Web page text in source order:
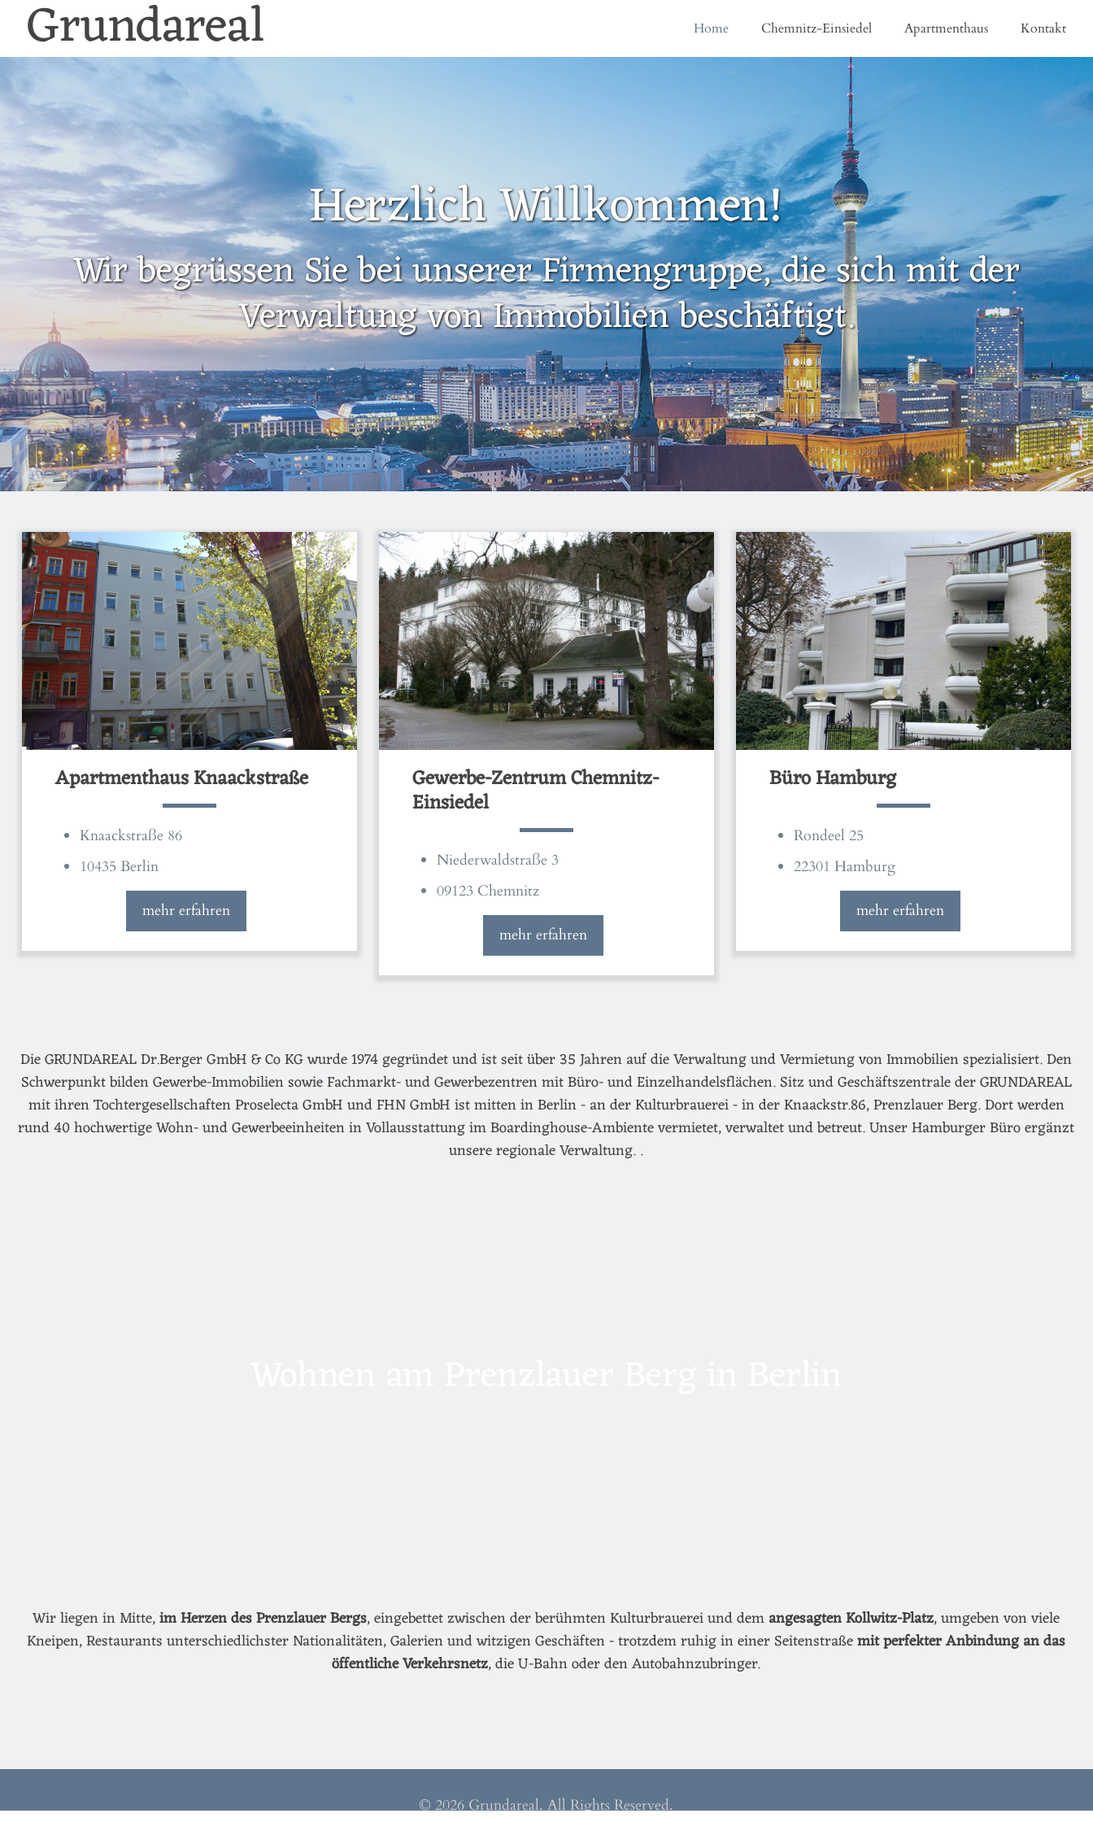
Grundareal Home Chemnitz-Einsiedel Apartmenthaus Kontakt
Herzlich Willkommen!
Wir begrüssen Sie bei unserer Firmengruppe, die sich mit der
Verwaltung von Immobilien beschäftigt.
Apartmenthaus Knaackstraße
Knaackstraße 86
10435 Berlin
mehr erfahren
Gewerbe-Zentrum Chemnitz-
Einsiedel
Niederwaldstraße 3
09123 Chemnitz
mehr erfahren
Büro Hamburg
Rondeel 25
22301 Hamburg
mehr erfahren
Die GRUNDAREAL Dr.Berger GmbH & Co KG wurde 1974 gegründet und ist seit über 35 Jahren auf die Verwaltung und Vermietung von Immobilien spezialisiert. Den
Schwerpunkt bilden Gewerbe-Immobilien sowie Fachmarkt- und Gewerbezentren mit Büro- und Einzelhandelsflächen. Sitz und Geschäftszentrale der GRUNDAREAL
mit ihren Tochtergesellschaften Proselecta GmbH und FHN GmbH ist mitten in Berlin - an der Kulturbrauerei - in der Knaackstr.86, Prenzlauer Berg. Dort werden
rund 40 hochwertige Wohn- und Gewerbeeinheiten in Vollausstattung im Boardinghouse-Ambiente vermietet, verwaltet und betreut. Unser Hamburger Büro ergänzt
unsere regionale Verwaltung. .
Wir liegen in Mitte,im Herzen des Prenzlauer Bergs, eingebettet zwischen der berühmten Kulturbrauerei und demangesagten Kollwitz-Platz, umgeben von viele
Kneipen, Restaurants unterschiedlichster Nationalitäten, Galerien und witzigen Geschäften - trotzdem ruhig in einer Seitenstraßemit perfekter Anbindung an das
öffentliche Verkehrsnetz, die U-Bahn oder den Autobahnzubringer.
© 2026 Grundareal. All Rights Reserved.